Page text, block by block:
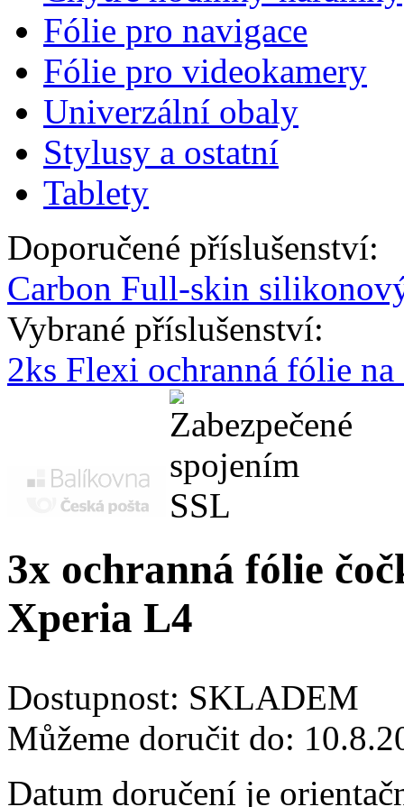
Fólie pro navigace
Fólie pro videokamery
Univerzální obaly
Stylusy a ostatní
Tablety
Doporučené příslušenství:
Carbon Full-skin
Vybrané příslušenství:
2ks Flexi ochranná fólie
3x ochranná fólie
Xperia L4
Dostupnost: SKLADEM
Můžeme doručit do:
Datum doručení je